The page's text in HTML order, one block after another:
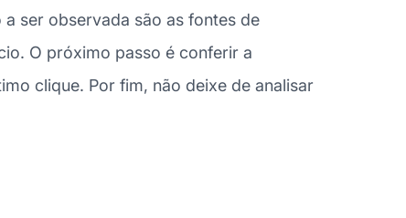
ser observada são as fontes de
O próximo passo é conferir a
clique. Por fim, não deixe de analisar